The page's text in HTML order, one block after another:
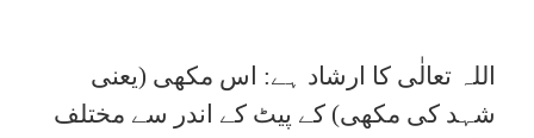
اللہ تعالٰی کا ارشاد ہے: اس مکھی (یعنی
شہد کی مکھی) کے پیٹ کے اندر سے مختلف